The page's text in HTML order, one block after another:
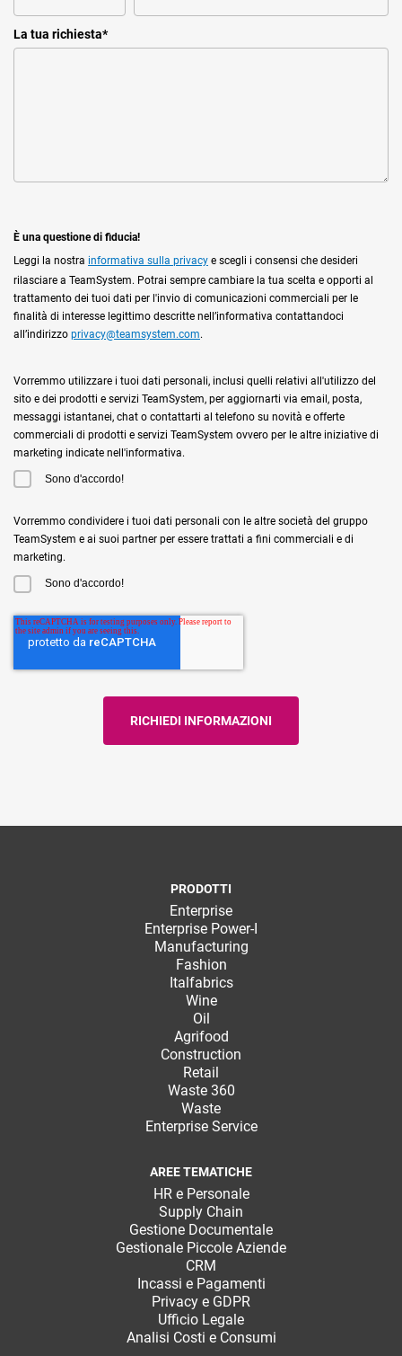
La tua richiesta*
È una questione di fiducia!
Leggi la nostra informativa sulla privacy e scegli i consensi che desideri
rilasciare a TeamSystem. Potrai sempre cambiare la tua scelta e opporti al
trattamento dei tuoi dati per l'invio di comunicazioni commerciali per le
finalità di interesse legittimo descritte nell’informativa contattandoci
all’indirizzo privacy@teamsystem.com.
Vorremmo utilizzare i tuoi dati personali, inclusi quelli relativi all'utilizzo del
sito e dei prodotti e servizi TeamSystem, per aggiornarti via email, posta,
messaggi istantanei, chat o contattarti al telefono su novità e offerte
commerciali di prodotti e servizi TeamSystem ovvero per le altre iniziative di
marketing indicate nell'informativa.
Sono d'accordo!
Vorremmo condividere i tuoi dati personali con le altre società del gruppo
TeamSystem e ai suoi partner per essere trattati a fini commerciali e di
marketing.
Sono d'accordo!
PRODOTTI
Enterprise
Enterprise Power-I
Manufacturing
Fashion
Italfabrics
Wine
Oil
Agrifood
Construction
Retail
Waste 360
Waste
Enterprise Service
AREE TEMATICHE
HR e Personale
Supply Chain
Gestione Documentale
Gestionale Piccole Aziende
CRM
Incassi e Pagamenti
Privacy e GDPR
Ufficio Legale
Analisi Costi e Consumi